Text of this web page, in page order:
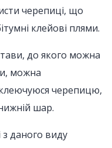
черепиці, що
клейові плями.
до якого можна
можна
черепицю,
шар.
з даного виду